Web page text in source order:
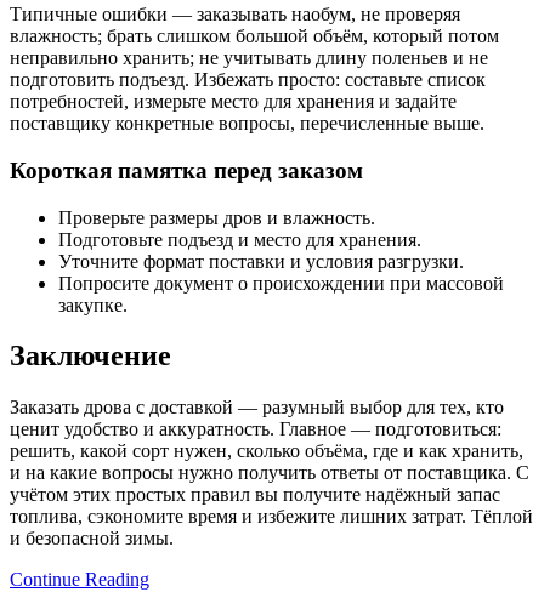
Типичные ошибки — заказывать наобум, не проверяя
влажность; брать слишком большой объём, который потом
неправильно хранить; не учитывать длину поленьев и не
подготовить подъезд. Избежать просто: составьте список
потребностей, измерьте место для хранения и задайте
поставщику конкретные вопросы, перечисленные выше.
Короткая памятка перед заказом
Проверьте размеры дров и влажность.
Подготовьте подъезд и место для хранения.
Уточните формат поставки и условия разгрузки.
Попросите документ о происхождении при массовой
закупке.
Заключение
Заказать дрова с доставкой — разумный выбор для тех, кто
ценит удобство и аккуратность. Главное — подготовиться:
решить, какой сорт нужен, сколько объёма, где и как хранить,
и на какие вопросы нужно получить ответы от поставщика. С
учётом этих простых правил вы получите надёжный запас
топлива, сэкономите время и избежите лишних затрат. Тёплой
и безопасной зимы.
Continue Reading